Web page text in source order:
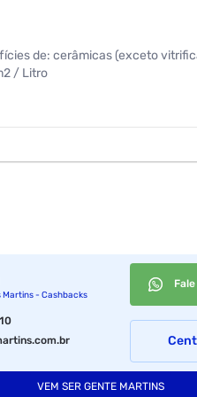
de: cerâmicas (exceto
/ Litro
- Cashbacks
VEM SER GENTE MARTINS